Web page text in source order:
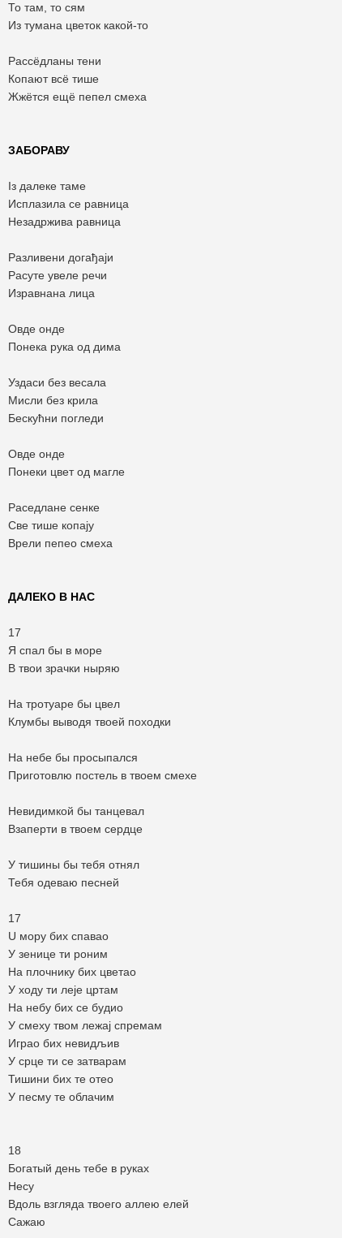
То там, то сям
Из тумана цветок какой-то
Рассёдланы тени
Копают всё тише
Жжётся ещё пепел смеха
ЗАБОРАВУ
Iз далеке таме
Исплазила се равница
Незадржива равница
Разливени догађаји
Расуте увеле речи
Изравнана лица
Овде онде
Понека рука од дима
Уздаси без весала
Мисли без крила
Бескућни погледи
Овде онде
Понеки цвет од магле
Раседлане сенке
Све тише копају
Врели пепео смеха
ДАЛЕКО В НАС
17
Я спал бы в море
В твои зрачки ныряю
На тротуаре бы цвел
Клумбы выводя твоей походки
На небе бы просыпался
Приготовлю постель в твоем смехе
Невидимкой бы танцевал
Взаперти в твоем сердце
У тишины бы тебя отнял
Тебя одеваю песней
17
U мору бих спавао
У зенице ти роним
На плочнику бих цветао
У ходу ти леје цртам
На небу бих се будио
У смеху твом лежај спремам
Играо бих невидљив
У срце ти се затварам
Тишини бих те отео
У песму те облачим
18
Богатый день тебе в руках
Несу
Вдоль взгляда твоего аллею елей
Сажаю